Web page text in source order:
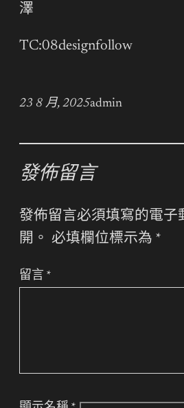
澤
TC:08designfollow
23 8 月, 2025admin
發佈留言
發佈留言必須填寫的電子
開。 必填欄位標示為 *
留言 *